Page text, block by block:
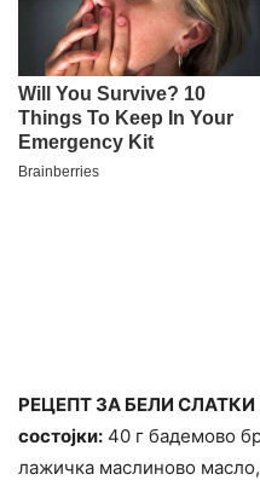
РЕЦЕПТ ЗА БЕЛИ
состојки: 40 г бадемово
лажичка маслиново